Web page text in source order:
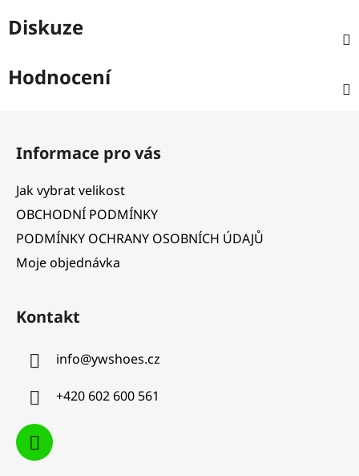
Diskuze
Hodnocení
Informace pro vás
Jak vybrat velikost
OBCHODNÍ PODMÍNKY
PODMÍNKY OCHRANY OSOBNÍCH ÚDAJŮ
Moje objednávka
Kontakt
info@ywshoes.cz
+420 602 600 561